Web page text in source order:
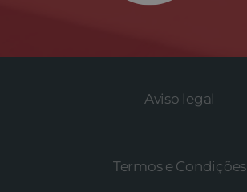
Aviso legal
Termos e Condições